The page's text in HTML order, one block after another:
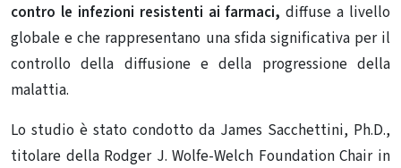
contro le infezioni resistenti ai farmaci,diffuse a livello
globale e che rappresentano una sfida significativa per il
controllo della diffusione e della progressione della
malattia.
Lo studio è stato condotto da James Sacchettini, Ph.D.,
titolare della Rodger J. Wolfe-Welch Foundation Chair in